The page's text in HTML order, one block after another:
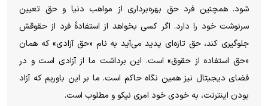
شود. همچنین فرد حق بهره‌برداری از مواهب دنیا و حق تعیین
سرنوشت خود را دارد. اگر کسی بخواهد از استفادهٔ فرد از حقوقش
جلوگیری کند، حق تازه‌ای پدید می‌آید به نام «حق آزادی» که همان
«حق استفاده از حقوق» است. این برداشت ما از آزادی است و در
فضای دیجیتال نیز همین نگاه حاکم است. ما بر این باوریم که آزاد
بودن اینترنت، به خودی خود امری نیکو و مطلوب است.